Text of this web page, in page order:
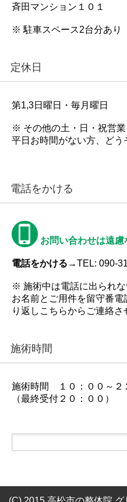
斉田マンション１０１
※ 駐車スペース2台分あり
定休日
第1,3日曜日・毎月曜日
※ その他の土・日・祝営業
平日お時間がない方、どう
電話をかける
お問い合わせは遠慮
電話をかける→TEL: 090-
※ 施術中は電話に出られな
お名前とご用件を留守番
り返しこちらからご連絡さ
施術時間
施術時間 １０：００～２
（最終受付２０：００）